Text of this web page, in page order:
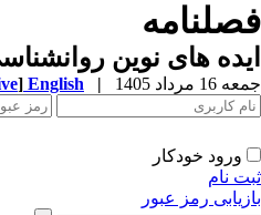
فصلنامه
ایده های نوین
جمعه 16 مرداد 1405 |
English
]
ورود خودکار
ثبت نام
بازیابی رمز عبور